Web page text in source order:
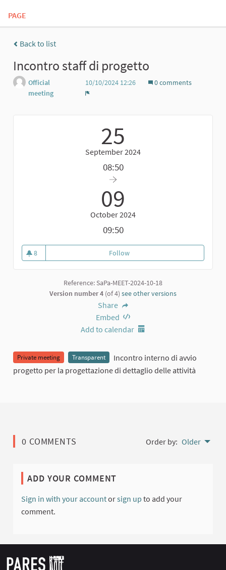
PAGE
Back to list
Incontro staff di progetto
Official
meeting
10/10/2024 12:26
0 comments
25
September 2024
08:50
09
October 2024
09:50
8
8 followers
FollowIncontro staff di progetto
Reference: SaPa-MEET-2024-10-18
Version number 4 (of 4) see other versions
Share
Embed
Add to calendar
Private meeting Transparent
Incontro interno di avvio
progetto per la progettazione di dettaglio delle attività
0 COMMENTS Order by: Older
ADD YOUR COMMENT
Sign in with your accountorsign up to add your
comment.